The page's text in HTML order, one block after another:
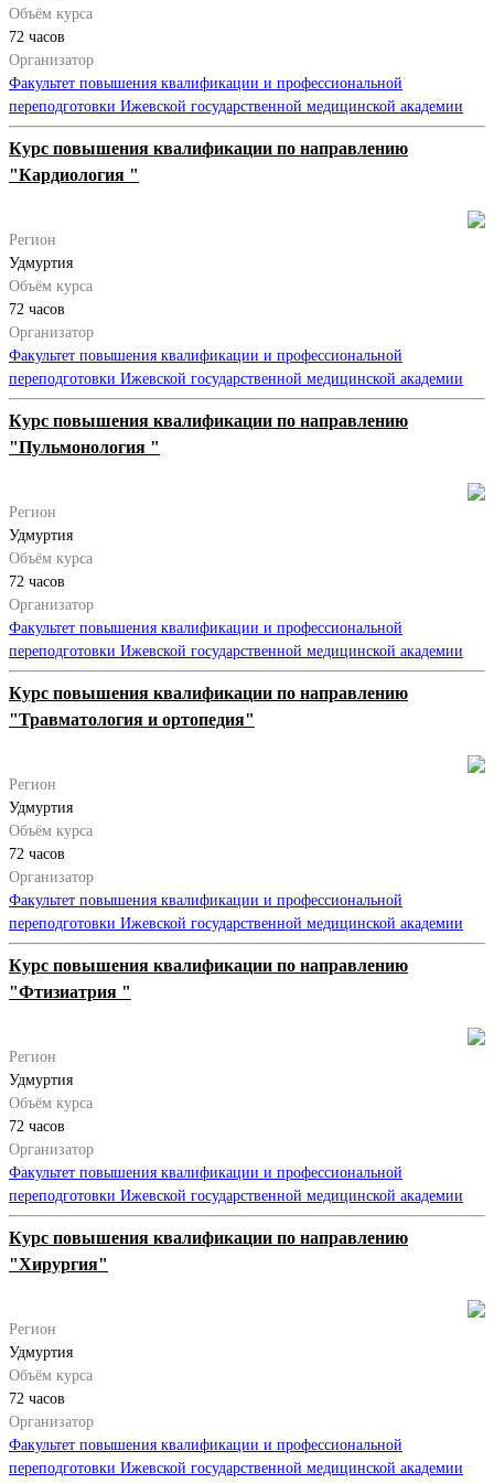
Объём курса
72 часов
Организатор
Факультет повышения квалификации и профессиональной
переподготовки Ижевской государственной медицинской академии
Курс повышения квалификации по направлению
"Кардиология "
Регион
Удмуртия
Объём курса
72 часов
Организатор
Факультет повышения квалификации и профессиональной
переподготовки Ижевской государственной медицинской академии
Курс повышения квалификации по направлению
"Пульмонология "
Регион
Удмуртия
Объём курса
72 часов
Организатор
Факультет повышения квалификации и профессиональной
переподготовки Ижевской государственной медицинской академии
Курс повышения квалификации по направлению
"Травматология и ортопедия"
Регион
Удмуртия
Объём курса
72 часов
Организатор
Факультет повышения квалификации и профессиональной
переподготовки Ижевской государственной медицинской академии
Курс повышения квалификации по направлению
"Фтизиатрия "
Регион
Удмуртия
Объём курса
72 часов
Организатор
Факультет повышения квалификации и профессиональной
переподготовки Ижевской государственной медицинской академии
Курс повышения квалификации по направлению
"Хирургия"
Регион
Удмуртия
Объём курса
72 часов
Организатор
Факультет повышения квалификации и профессиональной
переподготовки Ижевской государственной медицинской академии